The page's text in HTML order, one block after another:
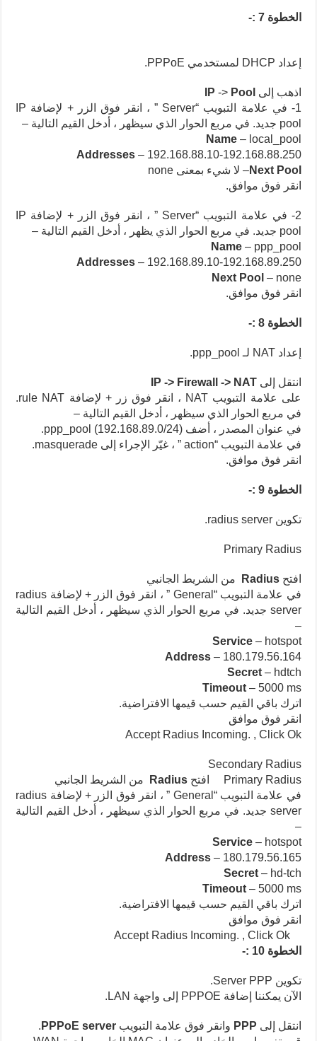
الخطوة 7 :-
إعداد DHCP لمستخدمي PPPoE.
اذهب إلى IP -> Pool
1- في علامة التبويب “Server ” ، انقر فوق الزر + لإضافة IP
pool جديد. في مربع الحوار الذي سيظهر ، أدخل القيم التالية –
Name – local_pool
Addresses – 192.168.88.10-192.168.88.250
Next Pool– لا شيء بمعنى none
انقر فوق موافق.
2- في علامة التبويب “Server ” ، انقر فوق الزر + لإضافة IP
pool جديد. في مربع الحوار الذي يظهر ، أدخل القيم التالية –
Name – ppp_pool
Addresses – 192.168.89.10-192.168.89.250
Next Pool – none
انقر فوق موافق.
الخطوة 8 :-
إعداد NAT لـ ppp_pool.
انتقل إلى IP -> Firewall -> NAT
على علامة التبويب NAT ، انقر فوق زر + لإضافة rule NAT.
في مربع الحوار الذي سيظهر ، أدخل القيم التالية –
في عنوان المصدر ، أضف ppp_pool (192.168.89.0/24).
في علامة التبويب “action ” ، غيّر الإجراء إلى masquerade.
انقر فوق موافق.
الخطوة 9 :-
تكوين radius server.
Primary Radius
افتح Radius
من الشريط الجانبي
في علامة التبويب “General ” ، انقر فوق الزر + لإضافة radius
server جديد. في مربع الحوار الذي سيظهر ، أدخل القيم التالية
–
Service – hotspot
Address– 180.179.56.164
Secret – hdtch
Timeout–5000 ms
اترك باقي القيم حسب قيمها الافتراضية.
انقر فوق موافق
Accept Radius Incoming. , Click Ok
Secondary Radius
Primary Radius افتح Radius
من الشريط الجانبي
في علامة التبويب “General ” ، انقر فوق الزر + لإضافة radius
server جديد. في مربع الحوار الذي سيظهر ، أدخل القيم التالية
–
Service – hotspot
Address– 180.179.56.165
Secret – hd-tch
Timeout– 5000 ms
اترك باقي القيم حسب قيمها الافتراضية.
انقر فوق موافق
الخطوة 10 :-
تكوين Server PPP.
الآن يمكننا إضافة PPPOE إلى واجهة LAN.
انتقل إلى PPP وانقر فوق علامة التبويب PPPoE server
.